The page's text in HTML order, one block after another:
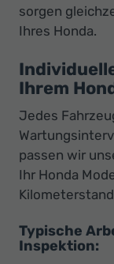
sorgen
Ihres Honda.
Ihrem
Jedes
passen wir
Ihr Honda
Typische
Inspektion: